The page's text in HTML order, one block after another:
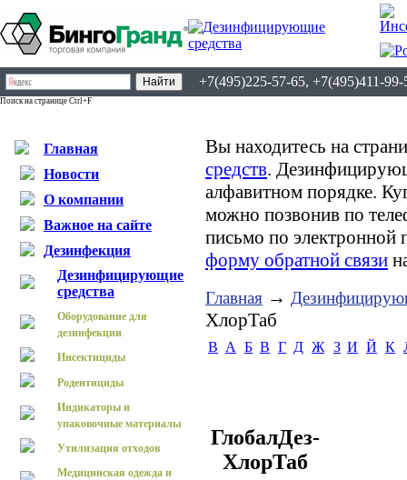
+7(495)225-57-65, +7(495)411-99-
Поиск на странице Ctrl+F
Главная
Новости
О компании
Важное на сайте
Дезинфекция
Дезинфицирующие
средства
Оборудование для
дезинфекции
Инсектициды
Родентициды
Индикаторы и
упаковочные материалы
Утилизация отходов
Медицинская одежда и
Вы находитесь на
средств.
алфавитном порядке.
можно позвонив по
письмо по электронной
форму обратной связи
Главная →
ХлорТаб
B А Б В Г Д Ж З И Й К
ГлобалДез-
ХлорТаб